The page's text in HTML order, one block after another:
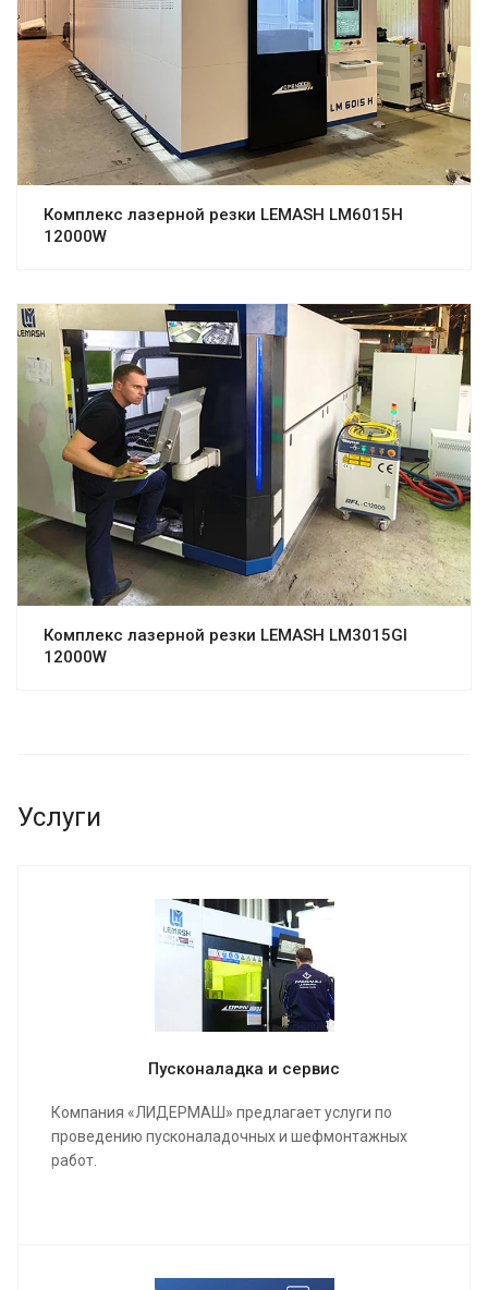
Комплекс лазерной резки LEMASH LM6015H
12000W
Комплекс лазерной резки LEMASH LM3015GI
12000W
Услуги
Пусконаладка и сервис
Компания «ЛИДЕРМАШ» предлагает услуги по
проведению пусконаладочных и шефмонтажных
работ.
о выполненных работах и сдадим полностью